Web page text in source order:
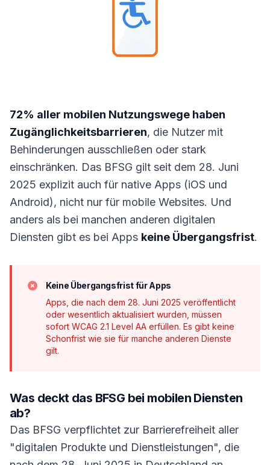
72% aller mobilen Nutzungswege haben
Zugänglichkeitsbarrieren, die Nutzer mit
Behinderungen ausschließen oder stark
einschränken. Das BFSG gilt seit dem 28. Juni
2025 explizit auch für native Apps (iOS und
Android), nicht nur für mobile Websites. Und
anders als bei manchen anderen digitalen
Diensten gibt es bei Apps keine Übergangsfrist.
Keine Übergangsfrist für Apps
Apps, die nach dem 28. Juni 2025 veröffentlicht
oder wesentlich aktualisiert wurden, müssen
sofort WCAG 2.1 Level AA erfüllen. Es gibt keine
Schonfrist wie sie für manche anderen Dienste
gilt.
Was deckt das BFSG bei mobilen Diensten
ab?
Das BFSG verpflichtet zur Barrierefreiheit aller
"digitalen Produkte und Dienstleistungen", die